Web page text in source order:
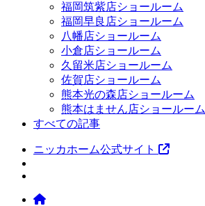
福岡筑紫店ショールーム
福岡早良店ショールーム
八幡店ショールーム
小倉店ショールーム
久留米店ショールーム
佐賀店ショールーム
熊本光の森店ショールーム
熊本はません店ショールーム
すべての記事
ニッカホーム公式サイト